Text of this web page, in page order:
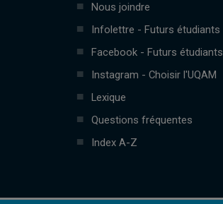
Nous joindre
Infolettre - Futurs étudiants
Facebook - Futurs étudiants
Instagram - Choisir l'UQAM
Lexique
Questions fréquentes
Index A-Z